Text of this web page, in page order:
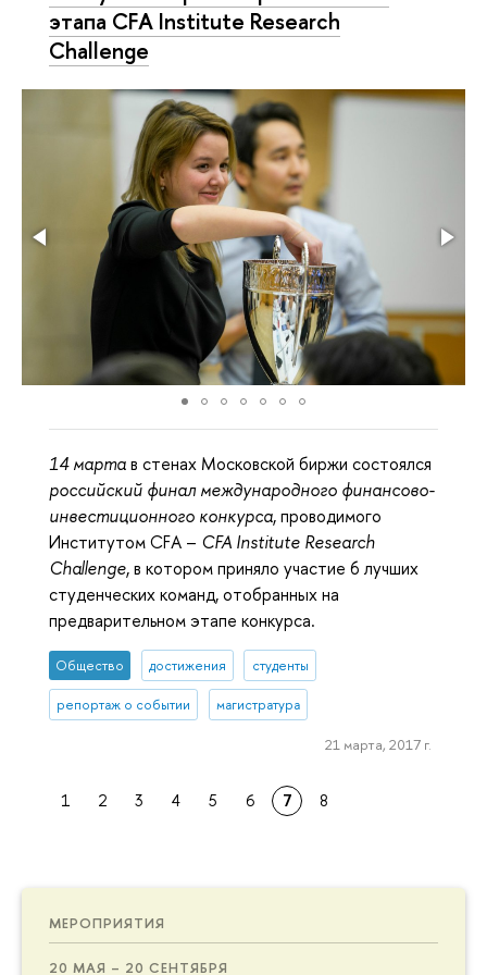
МЕРОПРИЯТИЯ
20 МАЯ – 20 СЕНТЯБРЯ
этапа CFA Institute Research
Challenge
14 мартав стенах Московской биржи состоялся
российский финал международного финансово-
инвестиционного конкурса, проводимого
Институтом CFA – CFA Institute Research
Challenge, в котором приняло участие 6 лучших
студенческих команд, отобранных на
предварительном этапе конкурса.
Общество достижения студенты
репортаж о событии магистратура
21 марта, 2017 г.
1 2 3 4 5 6 7 8